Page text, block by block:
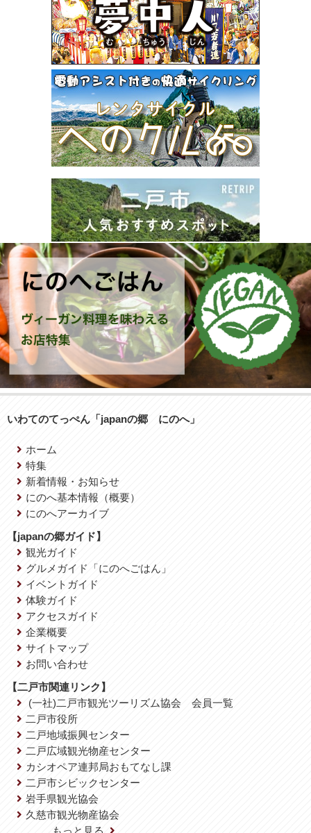
いわてのてっぺん「japanの郷 にのへ」
ホーム
特集
新着情報・お知らせ
にのへ基本情報（概要）
にのへアーカイブ
【japanの郷ガイド】
観光ガイド
グルメガイド「にのへごはん」
イベントガイド
体験ガイド
アクセスガイド
企業概要
サイトマップ
お問い合わせ
【二戸市関連リンク】
(一社)二戸市観光ツーリズム協会 会員一覧
二戸市役所
二戸地域振興センター
二戸広域観光物産センター
カシオペア連邦局おもてなし課
二戸市シビックセンター
岩手県観光協会
久慈市観光物産協会
……もっと見る